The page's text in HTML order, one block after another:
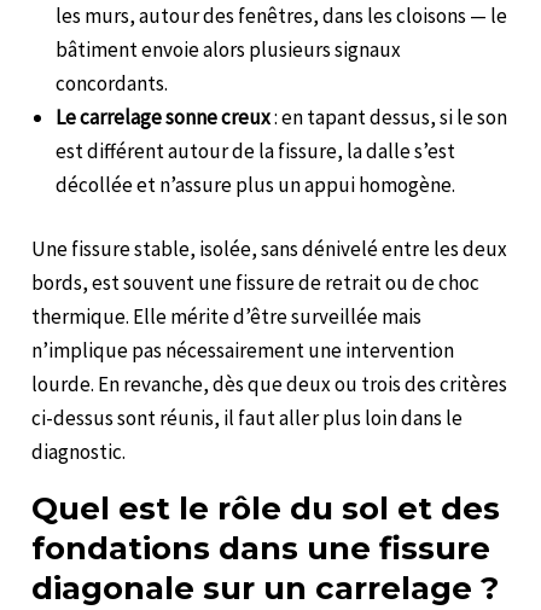
les murs, autour des fenêtres, dans les cloisons — le
bâtiment envoie alors plusieurs signaux
concordants.
Le carrelage sonne creux: en tapant dessus, si le son
est différent autour de la fissure, la dalle s’est
décollée et n’assure plus un appui homogène.
Une fissure stable, isolée, sans dénivelé entre les deux
bords, est souvent une fissure de retrait ou de choc
thermique. Elle mérite d’être surveillée mais
n’implique pas nécessairement une intervention
lourde. En revanche, dès que deux ou trois des critères
ci-dessus sont réunis, il faut aller plus loin dans le
diagnostic.
Quel est le rôle du sol et des
fondations dans une fissure
diagonale sur un carrelage ?